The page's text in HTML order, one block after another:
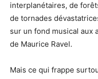
interplanétaires, de
de tornades
sur un fond musical aux
de Maurice Ravel.
Mais ce qui frappe